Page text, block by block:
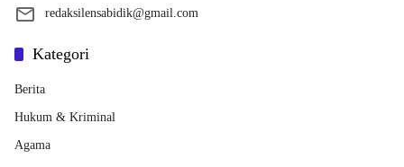
redaksilensabidik@gmail.com
Kategori
Berita
Hukum & Kriminal
Agama